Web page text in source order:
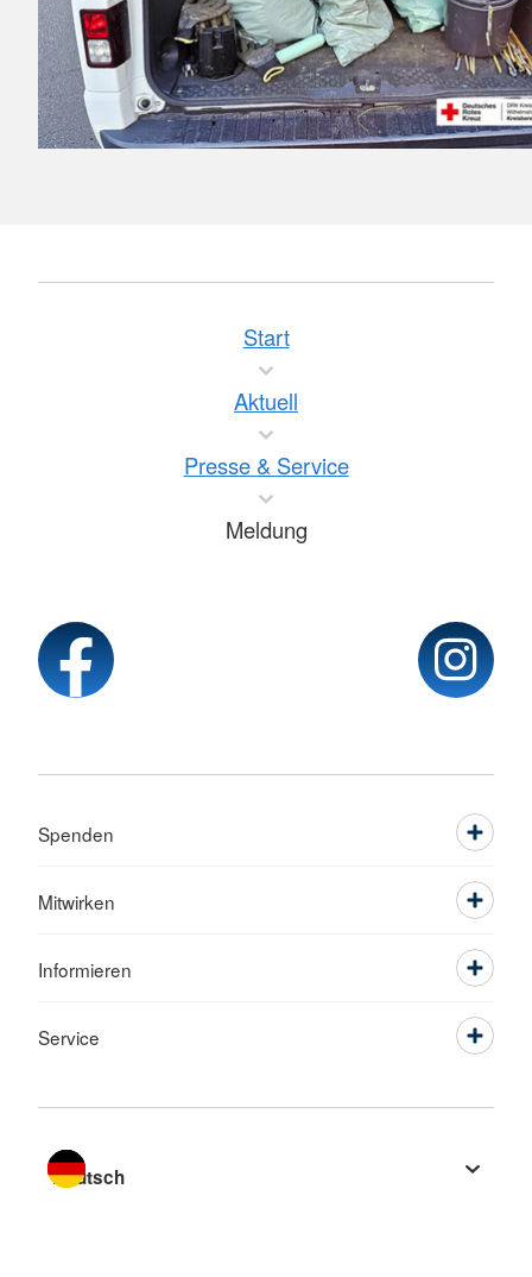
Start
Aktuell
Presse & Service
Meldung
Spenden
Mitwirken
Informieren
Service
Sprache wechseln zu